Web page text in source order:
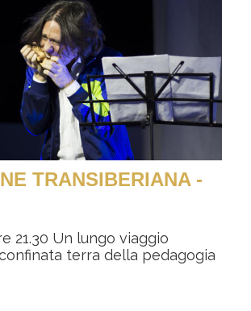
TRANSIBERIANA -
21.30 Un lungo viaggio
terra della pedagogia